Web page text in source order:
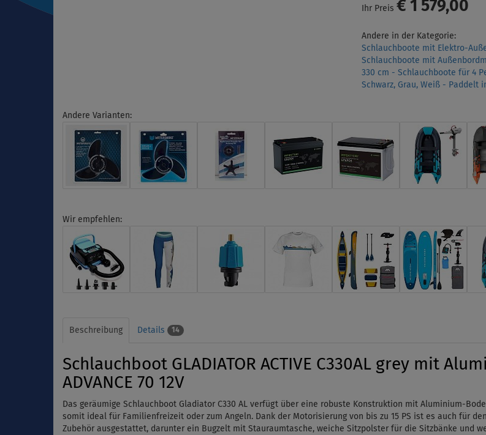
Ihr Preis € 1 579,00
Andere in der Kategorie:
Schlauchboote mit Elektro-
Schlauchboote mit
330 cm - Schlauchboote für 4
Schwarz, Grau, Weiß - Paddelt
Andere Varianten:
Wir empfehlen:
Beschreibung Details 14
Schlauchboot GLADIATOR ACTIVE C330AL grey mit
ADVANCE 70 12V
Das geräumige Schlauchboot Gladiator C330 AL verfügt über eine robuste Konstruktion mit Aluminium-
somit ideal für Familienfreizeit oder zum Angeln. Dank der Motorisierung von bis zu 15 PS ist es auch für
Zubehör ausgestattet, darunter ein Bugzelt mit Stauraumtasche, weiche Sitzpolster für die Sitzbänke und